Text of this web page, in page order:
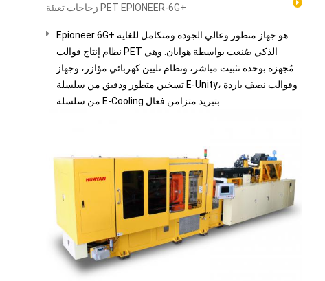
زجاجات تعبئة PET EPIONEER-6G+
Epioneer 6G+ هو جهاز متطور وعالي الجودة ومتكامل للغاية
نظام إنتاج قوالب PET الذكي صُنعت بواسطة هوايان. وهي
مُجهزة بوحدة تثبيت مباشر، ونظام تليين كهربائي مؤازر، وجهاز
تسخين متطور ودقيق من سلسلة E-Unity، وقوالب نصف باردة
من سلسلة E-Cooling بتبريد متزامن فعال.